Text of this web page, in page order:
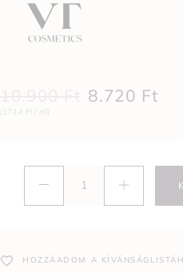
8.720 Ft
(174,4 Ft / ml)
HOZZÁADOM A